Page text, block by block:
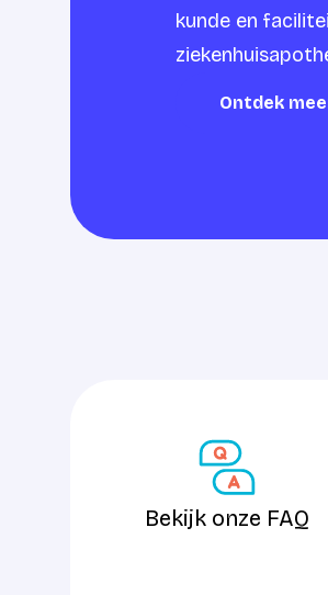
kunde en
Ontdek
Bekijk onze FAQ